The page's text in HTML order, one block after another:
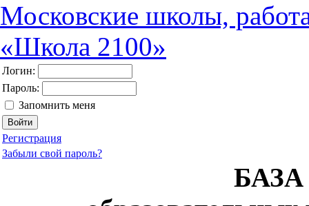
Московские школы,
«Школа 2100»
Логин:
Пароль:
Запомнить меня
Регистрация
Забыли свой пароль?